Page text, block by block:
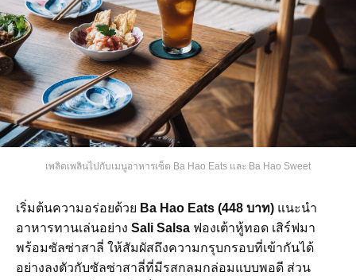
เพลิดเพลินไปกับเมนูอาหารเซ็ต Ba Hao Eats และ Ba Hao Sweet
เริ่มต้นความอร่อยด้วย Ba Hao Eats (448 บาท) แนะนำ
อาหารทานเล่นอย่าง Sali Salsa ฟองเต้าหู้ทอด เสิร์ฟมา
พร้อมซัลซ่าสาลี่ ให้สัมผัสถึงความกรุบกรอบที่เข้ากันได้
อย่างลงตัวกับซัลซ่าสาลี่ที่มีรสกลมกล่อมแบบพอดี ส่วน